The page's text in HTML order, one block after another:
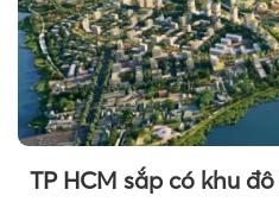
TP HCM sắp có khu